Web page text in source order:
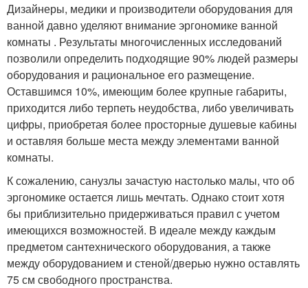
Дизайнеры, медики и производители оборудования для
ванной давно уделяют внимание эргономике ванной
комнаты . Результаты многочисленных исследований
позволили определить подходящие 90% людей размеры
оборудования и рациональное его размещение.
Оставшимся 10%, имеющим более крупные габариты,
приходится либо терпеть неудобства, либо увеличивать
цифры, приобретая более просторные душевые кабины
и оставляя больше места между элементами ванной
комнаты.
К сожалению, санузлы зачастую настолько малы, что об
эргономике остается лишь мечтать. Однако стоит хотя
бы приблизительно придерживаться правил с учетом
имеющихся возможностей. В идеале между каждым
предметом сантехнического оборудования, а также
между оборудованием и стеной/дверью нужно оставлять
75 см свободного пространства.